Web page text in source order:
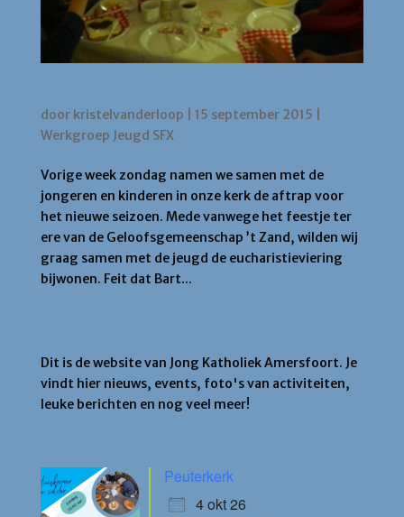
door kristelvanderloop 15 september 2015
Werkgroep Jeugd SFX
Vorige week zondag namen we samen met de
jongeren en kinderen in onze kerk de aftrap voor
het nieuwe seizoen. Mede vanwege het feestje ter
ere van de Geloofsgemeenschap ’t Zand, wilden wij
graag samen met de jeugd de eucharistieviering
bijwonen. Feit dat Bart...
Dit is de website van Jong Katholiek Amersfoort. Je
vindt hier nieuws, events, foto's van activiteiten,
leuke berichten en nog veel meer!
Peuterkerk
4 okt 26